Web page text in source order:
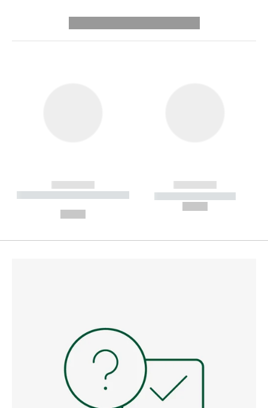
------------
----------- ----------- --------
------------
----------- -----------